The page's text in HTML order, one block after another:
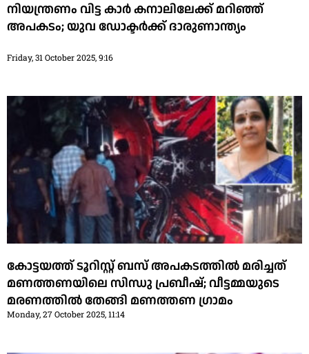
നിയന്ത്രണം വിട്ട കാർ കനാലിലേക്ക് മറിഞ്ഞ്
അപകടം; യുവ ഡോക്ടര്‍ക്ക് ദാരുണാന്ത്യം
Friday, 31 October 2025, 9:16
കോട്ടയത്ത് ടൂറിസ്റ്റ് ബസ് അപകടത്തില്‍ മരിച്ചത്
മണത്തണയിലെ സിന്ധു പ്രബീഷ്; വീട്ടമ്മയുടെ
മരണത്തില്‍ തേങ്ങി മണത്തണ ഗ്രാമം
Monday, 27 October 2025, 11:14